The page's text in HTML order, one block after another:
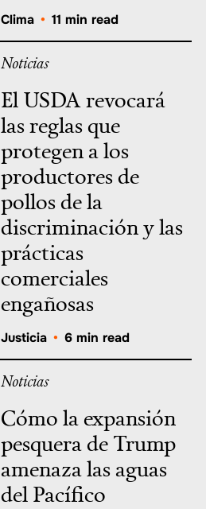
Clima • 11 min read
Noticias
El USDA revocará
las reglas que
protegen a los
productores de
pollos de la
discriminación y las
prácticas
comerciales
engañosas
Justicia • 6 min read
Noticias
Cómo la expansión
pesquera de Trump
amenaza las aguas
del Pacífico